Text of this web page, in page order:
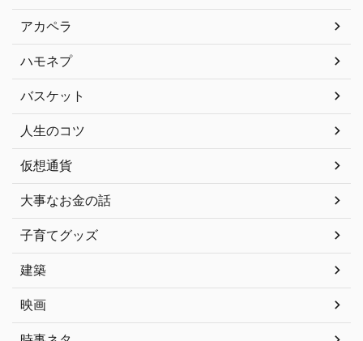
アカペラ
ハモネプ
バスケット
人生のコツ
仮想通貨
大事なお金の話
子育てグッズ
建築
映画